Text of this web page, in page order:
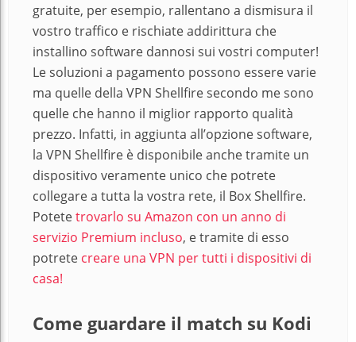
gratuite, per esempio, rallentano a dismisura il
vostro traffico e rischiate addirittura che
installino software dannosi sui vostri computer!
Le soluzioni a pagamento possono essere varie
ma quelle della VPN Shellfire secondo me sono
quelle che hanno il miglior rapporto qualità
prezzo. Infatti, in aggiunta all’opzione software,
la VPN Shellfire è disponibile anche tramite un
dispositivo veramente unico che potrete
collegare a tutta la vostra rete, il Box Shellfire.
Potetetrovarlo su Amazon con un anno di
servizio Premium incluso, e tramite di esso
potrete creare una VPN per tutti i dispositivi di
casa!
Come guardare il match su Kodi